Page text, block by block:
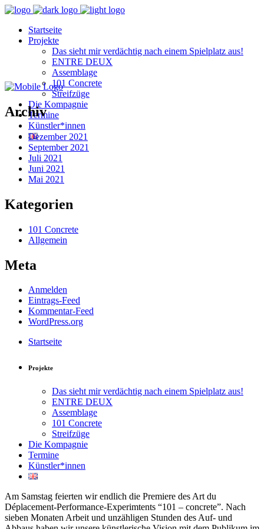
Startseite
Projekte
Das sieht mir verdächtig nach einem Spielplatz aus!
ENTRE DEUX
Assemblage
101 Concrete
Streifzüge
Die Kompagnie
Termine
Künstler*innen
Archiv
Dezember 2021
September 2021
Juli 2021
Juni 2021
Mai 2021
Kategorien
101 Concrete
Allgemein
Meta
Anmelden
Eintrags-Feed
Kommentar-Feed
WordPress.org
Startseite
Projekte
Das sieht mir verdächtig nach einem Spielplatz aus!
ENTRE DEUX
Assemblage
101 Concrete
Streifzüge
Die Kompagnie
Termine
Künstler*innen
Am Samstag feierten wir endlich die Premiere des Art du
Déplacement-Performance-Experimtents “101 – concrete”. Nach
sieben Monaten Arbeit und unzähligen Stunden des Auf- und